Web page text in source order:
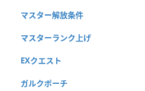
マスター解放条件
マスターランク上げ
EXクエスト
ガルクポーチ